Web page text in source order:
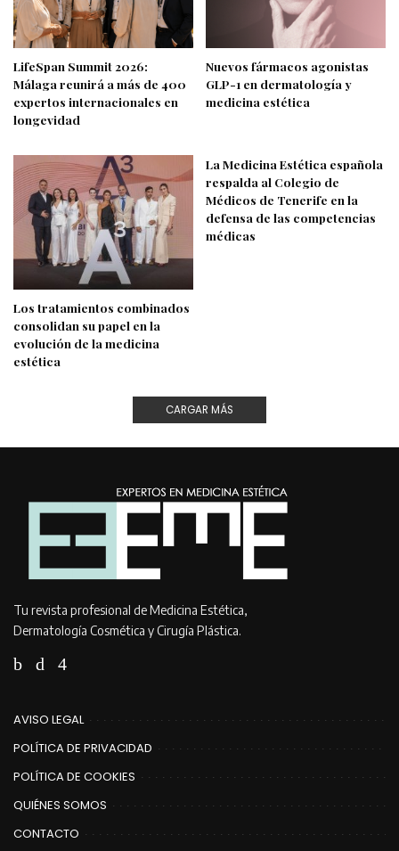
LifeSpan Summit 2026:
Málaga reunirá a más de 400
expertos internacionales en
longevidad
Nuevos fármacos agonistas
GLP-1 en dermatología y
medicina estética
Los tratamientos combinados
consolidan su papel en la
evolución de la medicina
estética
La Medicina Estética española
respalda al Colegio de
Médicos de Tenerife en la
defensa de las competencias
médicas
CARGAR MÁS
Tu revista profesional de Medicina Estética,
Dermatología Cosmética y Cirugía Plástica.
AVISO LEGAL
POLÍTICA DE PRIVACIDAD
POLÍTICA DE COOKIES
QUIÉNES SOMOS
CONTACTO